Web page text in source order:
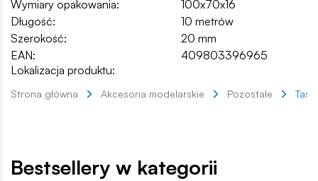
Wymiary opakowania:
100x70x16
Długość:
10 metrów
Szerokość:
20 mm
EAN:
409803396965
Lokalizacja produktu:
Strona główna Akcesoria modelarskie Pozostałe
Bestsellery w kategorii